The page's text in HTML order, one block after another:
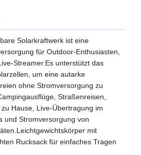
Solarkraftwerk ist eine
für Outdoor-Enthusiasten,
Streamer.Es unterstützt das
um eine autarke
ohne Stromversorgung zu
Straßenreisen,
Hause, Live-Übertragung im
und Stromversorgung von
mit
Rucksack für einfaches Tragen